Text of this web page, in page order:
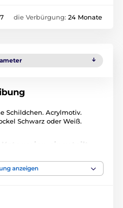
die Verbürgung: 24 Monate
Schildchen. Acrylmotiv.
Schwarz oder Weiß.
eingeteilt
anzeigen